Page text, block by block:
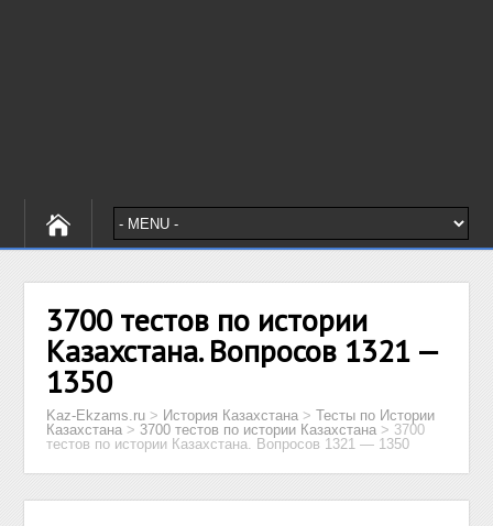
3700 тестов по истории
Казахстана. Вопросов 1321 —
1350
Kaz-Ekzams.ru > История Казахстана >Тесты по Истории
Казахстана > 3700 тестов по истории Казахстана > 3700
тестов по истории Казахстана. Вопросов 1321 — 1350